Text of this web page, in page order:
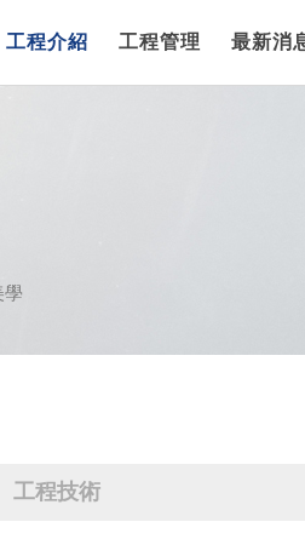
工程介紹 工程管理 最新消
學
工程技術